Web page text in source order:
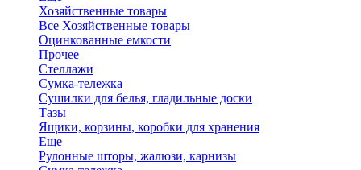
Хозяйственные товары
Все Хозяйственные товары
Оцинкованные емкости
Прочее
Стеллажи
Сумка-тележка
Сушилки для белья, гладильные доски
Тазы
Ящики, корзины, коробки для хранения
Еще
Рулонные шторы, жалюзи, карнизы